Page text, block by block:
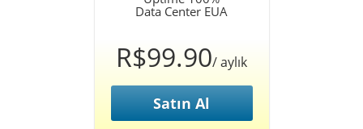
Data Center EUA
R$99.90/ aylık
Satın Al